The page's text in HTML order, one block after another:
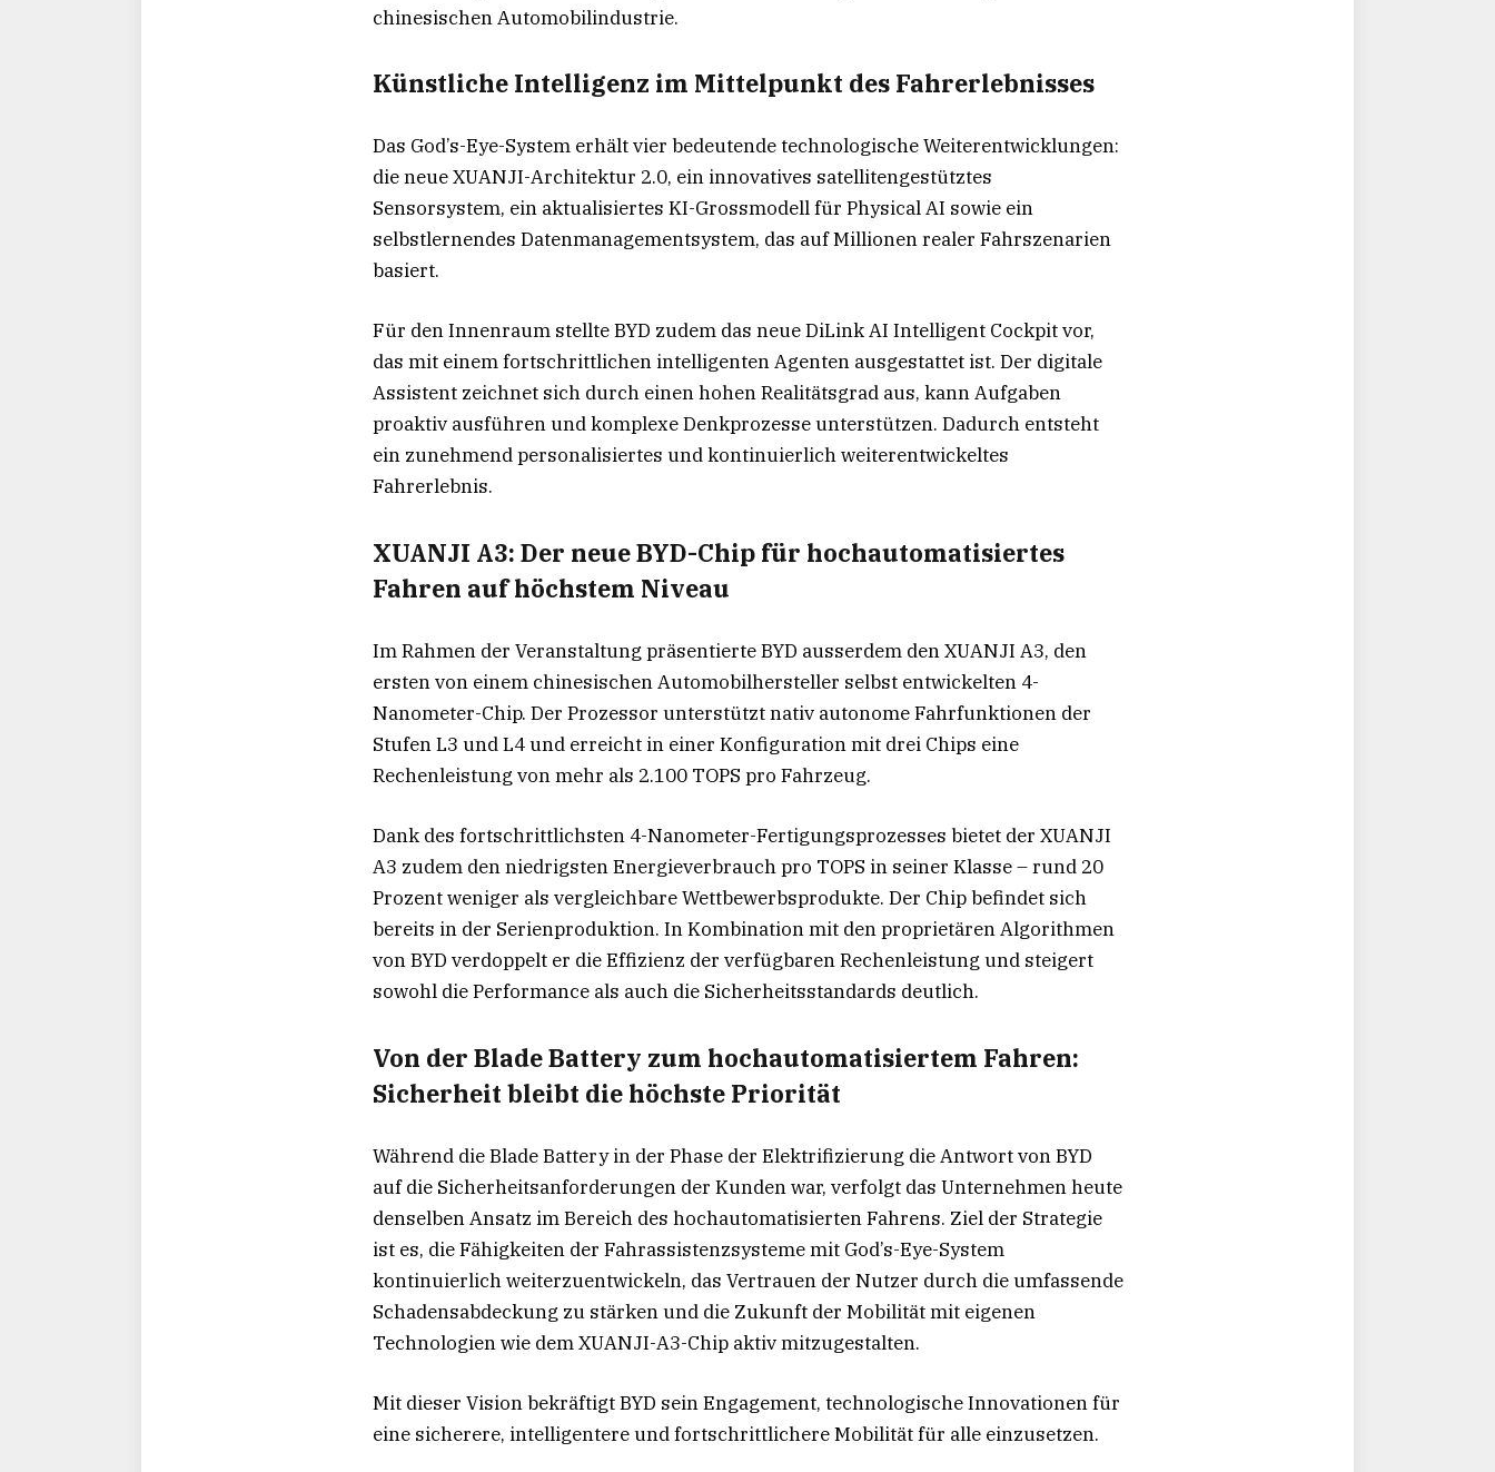
chinesischen Automobilindustrie.
Künstliche Intelligenz im Mittelpunkt des Fahrerlebnisses
Das God’s-Eye-System erhält vier bedeutende technologische Weiterentwicklungen:
die neue XUANJI-Architektur 2.0, ein innovatives satellitengestütztes
Sensorsystem, ein aktualisiertes KI-Grossmodell für Physical AI sowie ein
selbstlernendes Datenmanagementsystem, das auf Millionen realer Fahrszenarien
basiert.
Für den Innenraum stellte BYD zudem das neue DiLink AI Intelligent Cockpit vor,
das mit einem fortschrittlichen intelligenten Agenten ausgestattet ist. Der digitale
Assistent zeichnet sich durch einen hohen Realitätsgrad aus, kann Aufgaben
proaktiv ausführen und komplexe Denkprozesse unterstützen. Dadurch entsteht
ein zunehmend personalisiertes und kontinuierlich weiterentwickeltes
Fahrerlebnis.
XUANJI A3: Der neue BYD-Chip für hochautomatisiertes
Fahren auf höchstem Niveau
Im Rahmen der Veranstaltung präsentierte BYD ausserdem den XUANJI A3, den
ersten von einem chinesischen Automobilhersteller selbst entwickelten 4-
Nanometer-Chip. Der Prozessor unterstützt nativ autonome Fahrfunktionen der
Stufen L3 und L4 und erreicht in einer Konfiguration mit drei Chips eine
Rechenleistung von mehr als 2.100 TOPS pro Fahrzeug.
Dank des fortschrittlichsten 4-Nanometer-Fertigungsprozesses bietet der XUANJI
A3 zudem den niedrigsten Energieverbrauch pro TOPS in seiner Klasse – rund 20
Prozent weniger als vergleichbare Wettbewerbsprodukte. Der Chip befindet sich
bereits in der Serienproduktion. In Kombination mit den proprietären Algorithmen
von BYD verdoppelt er die Effizienz der verfügbaren Rechenleistung und steigert
sowohl die Performance als auch die Sicherheitsstandards deutlich.
Von der Blade Battery zum hochautomatisiertem Fahren:
Sicherheit bleibt die höchste Priorität
Während die Blade Battery in der Phase der Elektrifizierung die Antwort von BYD
auf die Sicherheitsanforderungen der Kunden war, verfolgt das Unternehmen heute
denselben Ansatz im Bereich des hochautomatisierten Fahrens. Ziel der Strategie
ist es, die Fähigkeiten der Fahrassistenzsysteme mit God’s-Eye-System
kontinuierlich weiterzuentwickeln, das Vertrauen der Nutzer durch die umfassende
Schadensabdeckung zu stärken und die Zukunft der Mobilität mit eigenen
Technologien wie dem XUANJI-A3-Chip aktiv mitzugestalten.
Mit dieser Vision bekräftigt BYD sein Engagement, technologische Innovationen für
eine sicherere, intelligentere und fortschrittlichere Mobilität für alle einzusetzen.